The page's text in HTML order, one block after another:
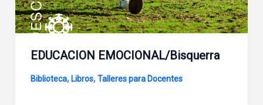
EDUCACION EMOCIONAL/Bisquerra
Biblioteca, Libros,Talleres para Docentes